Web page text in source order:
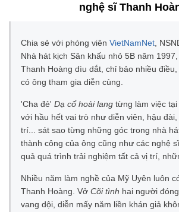
nghệ sĩ Thanh
Chia sẻ với phóng viên VietNamNet ,
Nhà hát kịch Sân khấu nhỏ 5B năm
Thanh Hoàng dìu dắt, chỉ bảo nhiều
có ông tham gia diễn cùng.
'Cha đẻ' Dạ cổ hoài lang từng làm việc
với hầu hết vai trò như diễn viên, hậu
trí... sát sao từng những góc trong nhà
thành công của ông cũng như các nghệ
quả quá trình trải nghiệm tất cả vị trí,
Nhiều năm làm nghề của Mỹ Uyên luôn
Thanh Hoàng. Vở Cõi tình hai người
vang dội, diễn mấy năm liền khán giả